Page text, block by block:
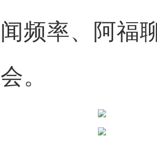
闻频率、阿福
会。